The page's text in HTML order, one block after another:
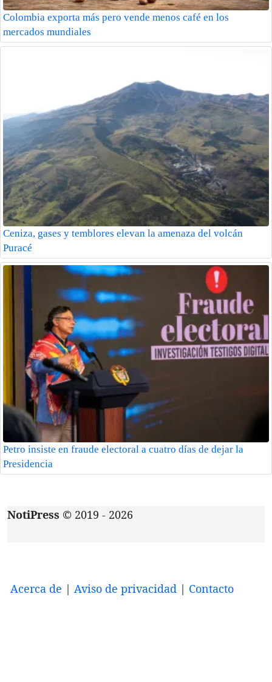
Colombia exporta más pero vende menos café en los
mercados mundiales
Ceniza, gases y temblores elevan la amenaza del volcán
Puracé
Petro insiste en fraude electoral a cuatro días de dejar la
Presidencia
NotiPress © 2019 - 2026
Acerca de | Aviso de privacidad | Contacto